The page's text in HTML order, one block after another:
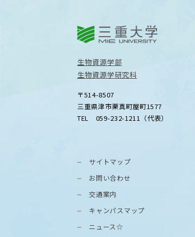
生物資源学部
生物資源学研究科
〒514-8507
三重県津市栗真町屋町1577
TEL 059-232-1211（代表）
サイトマップ
お問い合わせ
交通案内
キャンパスマップ
ニュース☆